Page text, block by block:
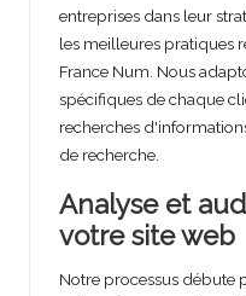
entreprises dans leur
les meilleures pratiques
France Num. Nous
spécifiques de chaque
recherches
de recherche.
Analyse et
votre site web
Notre processus débute